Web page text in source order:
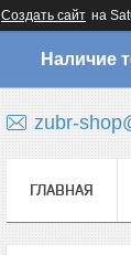
Создать сайт на
Наличие
zubr-
ГЛАВНАЯ